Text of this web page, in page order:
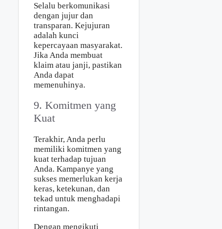
Selalu berkomunikasi
dengan jujur dan
transparan. Kejujuran
adalah kunci
kepercayaan masyarakat.
Jika Anda membuat
klaim atau janji, pastikan
Anda dapat
memenuhinya.
9. Komitmen yang
Kuat
Terakhir, Anda perlu
memiliki komitmen yang
kuat terhadap tujuan
Anda. Kampanye yang
sukses memerlukan kerja
keras, ketekunan, dan
tekad untuk menghadapi
rintangan.
Dengan mengikuti